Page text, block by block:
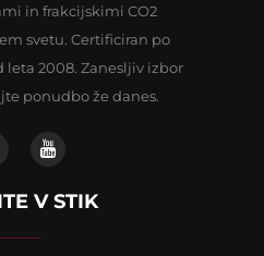
in frakcijskimi CO2
svetu. Certificiran po
leta 2008. Zanesljiv izbor
ponudbo že danes.
V STIK